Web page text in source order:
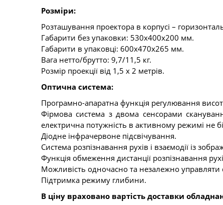
Розміри:
Розташування проектора в корпусі –
Габарити без упаковки: 530х400х200 мм.
Габарити в упаковці: 600х470х265 мм.
Вага нетто/брутто: 9,7/11,5 кг.
Розмір проекції від 1,5 х 2 метрів.
Оптична система:
Програмно-апаратна функція регулювання
Фірмова система з двома сенсорами
електрична потужність в активному режимі не
Діодне інфрачервоне підсвічування.
Система розпізнавання рухів і взаємодії із
Функція обмеження дистанції розпізнавання
Можливість одночасно та незалежно
Підтримка режиму глибини.
В ціну враховано вартість доставки